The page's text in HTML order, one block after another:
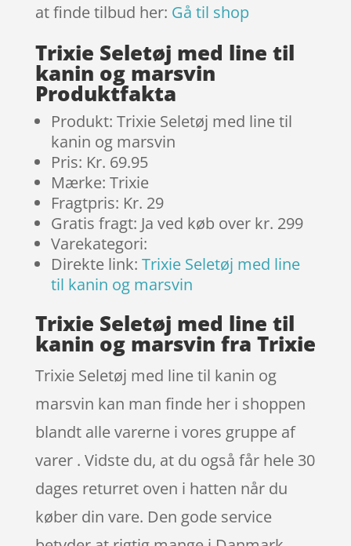
at finde tilbud her: Gå til shop
Trixie Seletøj med line til
kanin og marsvin
Produktfakta
Produkt: Trixie Seletøj med line til
kanin og marsvin
Pris: Kr. 69.95
Mærke: Trixie
Fragtpris: Kr. 29
Gratis fragt: Ja ved køb over kr. 299
Varekategori:
Direkte link: Trixie Seletøj med line
til kanin og marsvin
Trixie Seletøj med line til
kanin og marsvin fra Trixie
Trixie Seletøj med line til kanin og
marsvin kan man finde her i shoppen
blandt alle varerne i vores gruppe af
varer . Vidste du, at du også får hele 30
dages returret oven i hatten når du
køber din vare. Den gode service